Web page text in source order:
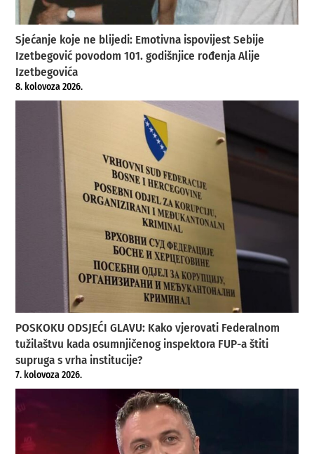
Sjećanje koje ne blijedi: Emotivna ispovijest Sebije
Izetbegović povodom 101. godišnjice rođenja Alije
Izetbegovića
8. kolovoza 2026.
POSKOKU ODSJEĆI GLAVU: Kako vjerovati Federalnom
tužilaštvu kada osumnjičenog inspektora FUP-a štiti
supruga s vrha institucije?
7. kolovoza 2026.